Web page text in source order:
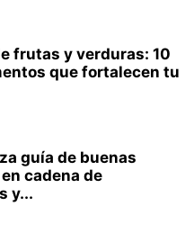
frutas y verduras: 10
que fortalecen tu
guía de buenas
cadena de
y...